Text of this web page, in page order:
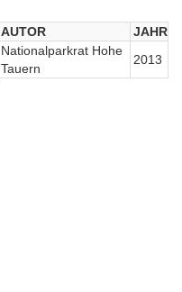
AUTOR
JAHR
Nationalparkrat Hohe
Tauern
2013